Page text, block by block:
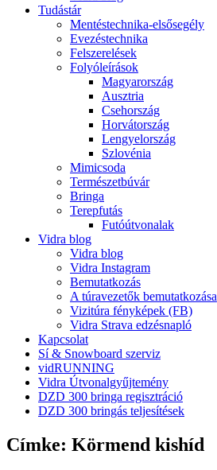
Tudástár
Mentéstechnika-elsősegély
Evezéstechnika
Felszerelések
Folyóleírások
Magyarország
Ausztria
Csehország
Horvátország
Lengyelország
Szlovénia
Mimicsoda
Természetbúvár
Bringa
Terepfutás
Futóútvonalak
Vidra blog
Vidra blog
Vidra Instagram
Bemutatkozás
A túravezetők bemutatkozása
Vizitúra fényképek (FB)
Vidra Strava edzésnapló
Kapcsolat
Sí & Snowboard szerviz
vidRUNNING
Vidra Útvonalgyűjtemény
DZD 300 bringa regisztráció
DZD 300 bringás teljesítések
Címke: Körmend kishíd